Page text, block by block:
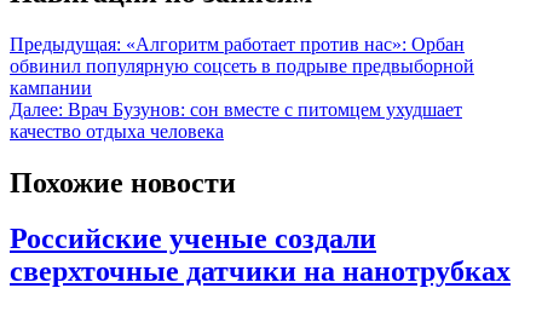
Предыдущая: «Алгоритм работает против нас»: Орбан
обвинил популярную соцсеть в подрыве предвыборной
кампании
Далее: Врач Бузунов: сон вместе с питомцем ухудшает
качество отдыха человека
Похожие новости
Российские ученые создали
сверхточные датчики на нанотрубках